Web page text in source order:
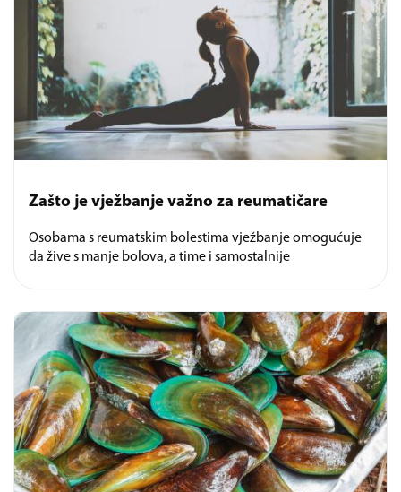
Zašto je vježbanje važno za reumatičare
Osobama s reumatskim bolestima vježbanje omogućuje
da žive s manje bolova, a time i samostalnije